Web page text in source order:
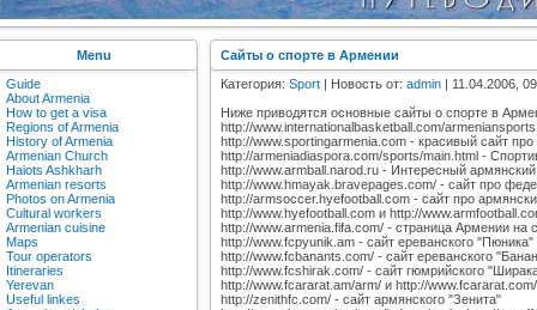
Menu
Guide
About Armenia
How to get a visa
Regions of Armenia
History of Armenia
Armenian Church
Haiots Ashkharh
Armenian resorts
Photos on Armenia
Cultural workers
Armenian cuisine
Maps
Tour operators
Itineraries
Yerevan
Useful linkes
Сайты о спорте в Армении
Категория: Sport | Новость от: admin | 11.04.2006,
Ниже приводятся основные сайты о спорте в
http://www.internationalbasketball.com/
http://www.sportingarmenia.com - красивый сайт
http://armeniadiaspora.com/sports/main.html -
http://www.armball.narod.ru - Интересный
http://www.hmayak.bravepages.com/ - сайт про
http://armsoccer.hyefootball.com - сайт про
http://www.hyefootball.com и http://
http://www.armenia.fifa.com/ - страница Армении на
http://www.fcpyunik.am - сайт ереванского "Пюника"
http://www.fcbanants.com/ - сайт ереванского
http://www.fcshirak.com/ - сайт гюмрийского
http://www.fcararat.am/arm/ и http://
http://zenithfc.com/ - сайт армянского "Зенита"